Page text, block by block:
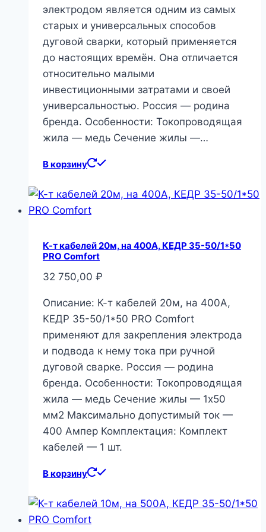
электродом является одним из самых
старых и универсальных способов
дуговой сварки, который применяется
до настоящих времён. Она отличается
относительно малыми
инвестиционными затратами и своей
универсальностью. Россия — родина
бренда. Особенности: Токопроводящая
жила — медь Сечение жилы —…
В корзину
К-т кабелей 20м, на 400А, КЕДР 35-50/1*50
PRO Comfort
32 750,00 ₽
Описание: К-т кабелей 20м, на 400А,
КЕДР 35-50/1*50 PRO Comfort
применяют для закрепления электрода
и подвода к нему тока при ручной
дуговой сварке. Россия — родина
бренда. Особенности: Токопроводящая
жила — медь Сечение жилы — 1х50
мм2 Максимально допустимый ток —
400 Ампер Комплектация: Комплект
кабелей — 1 шт.
В корзину